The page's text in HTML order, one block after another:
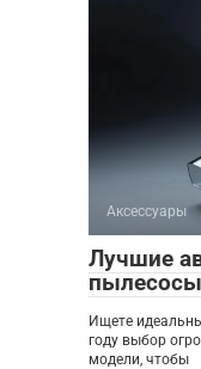
Аксессуары
Лучшие
Ищете
году выбор
модели, чтобы